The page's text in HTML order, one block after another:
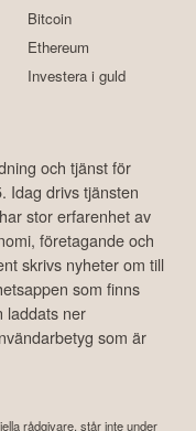
Bitcoin
Ethereum
Investera i guld
och tjänst för
Idag drivs tjänsten
stor erfarenhet av
företagande och
skrivs nyheter om till
som finns
laddats ner
som är
rådgivare, står inte under